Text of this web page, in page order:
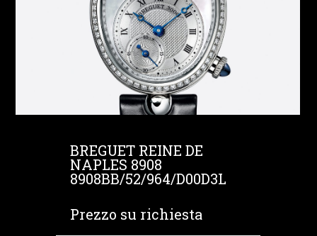
BREGUET REINE DE
NAPLES 8908
8908BB/52/964/D00D3L
Prezzo su richiesta